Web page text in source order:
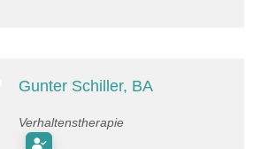
Favorit
Gunter Schiller, BA
Verhaltenstherapie